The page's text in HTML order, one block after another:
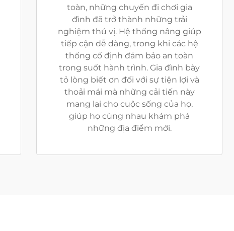
toàn, những chuyến đi chơi gia
đình đã trở thành những trải
nghiệm thú vị. Hệ thống nâng giúp
tiếp cận dễ dàng, trong khi các hệ
thống cố định đảm bảo an toàn
trong suốt hành trình. Gia đình bày
tỏ lòng biết ơn đối với sự tiện lợi và
thoải mái mà những cải tiến này
mang lại cho cuộc sống của họ,
giúp họ cùng nhau khám phá
những địa điểm mới.